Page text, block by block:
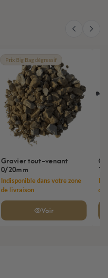
Prix Big Bag dégressif
Gravier tout-venant
0/20mm
Indisponible dans votre zone
de livraison
Voir
de